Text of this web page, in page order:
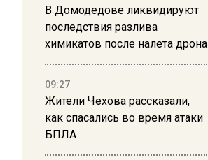
В Домодедове ликвидируют
последствия разлива
химикатов после налета дрона
09:27
Жители Чехова рассказали,
как спасались во время атаки
БПЛА